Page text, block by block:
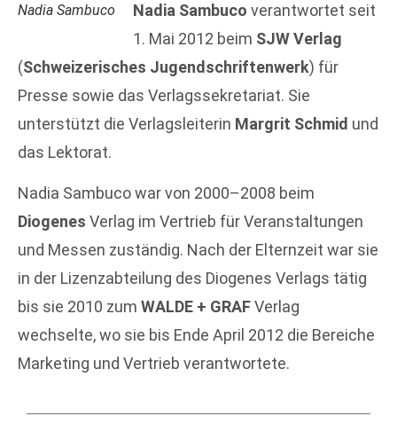
Nadia Sambuco Nadia Sambuco verantwortet seit
1. Mai 2012 beim SJW Verlag
(Schweizerisches Jugendschriftenwerk) für
Presse sowie das Verlagssekretariat. Sie
unterstützt die Verlagsleiterin Margrit Schmid und
das Lektorat.
Nadia Sambuco war von 2000–2008 beim
Diogenes Verlag im Vertrieb für Veranstaltungen
und Messen zuständig. Nach der Elternzeit war sie
in der Lizenzabteilung des Diogenes Verlags tätig
bis sie 2010 zum WALDE + GRAFVerlag
wechselte, wo sie bis Ende April 2012 die Bereiche
Marketing und Vertrieb verantwortete.